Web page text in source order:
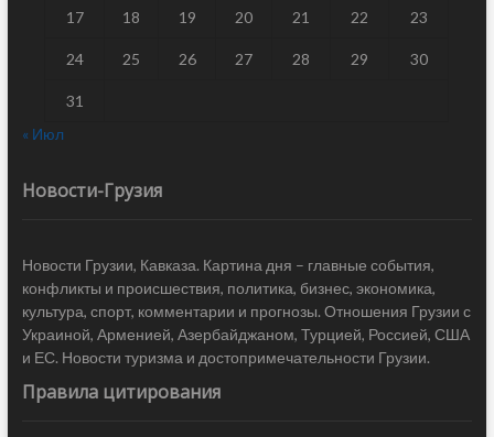
17 18 19 20 21 22 23
24 25 26 27 28 29 30
31
« Июл
Новости-Грузия
Новости Грузии, Кавказа. Картина дня – главные события,
конфликты и происшествия, политика, бизнес, экономика,
культура, спорт, комментарии и прогнозы. Отношения Грузии с
Украиной, Арменией, Азербайджаном, Турцией, Россией, США
и ЕС. Новости туризма и достопримечательности Грузии.
Правила цитирования